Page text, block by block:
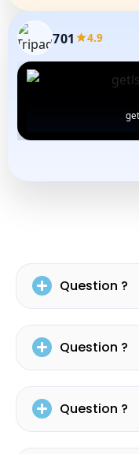
701 4.9
Question ?
Question ?
Question ?